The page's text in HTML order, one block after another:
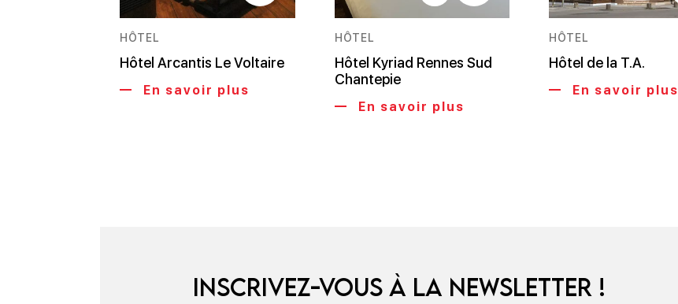
HÔTEL
Hôtel Arcantis Le Voltaire
En savoir plus
HÔTEL
Hôtel Kyriad Rennes Sud
Chantepie
En savoir plus
HÔTEL
Hôtel de la T.A.
En savoir plus
Inscrivez-vous à la newsletter !